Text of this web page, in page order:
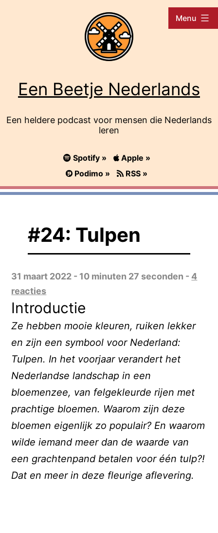
Een Beetje Nederlands
Een heldere podcast voor mensen die Nederlands
leren
Spotify »
Apple »
Podimo »
RSS »
Menu
#24: Tulpen
31 maart 2022 - 10 minuten 27 seconden - 4
reacties
Introductie
Ze hebben mooie kleuren, ruiken lekker
en zijn een symbool voor Nederland:
Tulpen. In het voorjaar verandert het
Nederlandse landschap in een
bloemenzee, van felgekleurde rijen met
prachtige bloemen. Waarom zijn deze
bloemen eigenlijk zo populair? En waarom
wilde iemand meer dan de waarde van
een grachtenpand betalen voor één tulp?!
Dat en meer in deze fleurige aflevering.